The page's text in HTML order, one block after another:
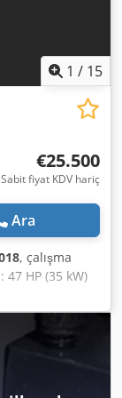
1 / 15
€25.500
Sabit fiyat KDV hariç
Ara
, çalışma
HP (35 kW)
Perkins
Satılık
hazır
Online